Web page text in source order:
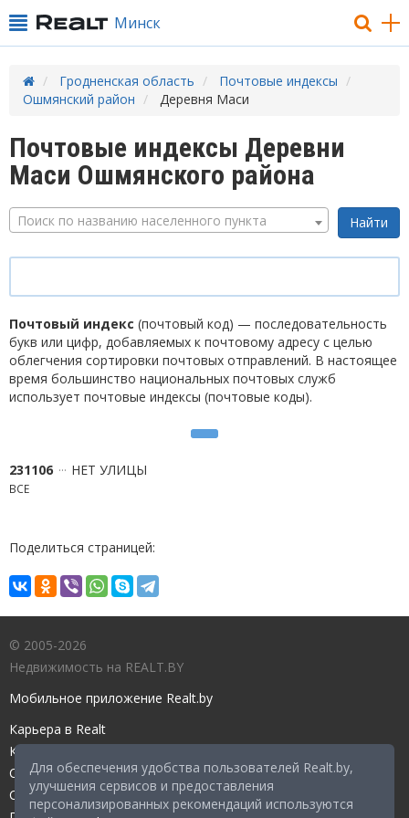
Для обеспечения удобства пользователей Realt.by,
улучшения сервисов и предоставления
персонализированных рекомендаций используются
Минск
Гродненская область
Почтовые индексы
Ошмянский район
Деревня Маси
Почтовые индексы Деревни
Маси Ошмянского района
Поиск по названию населенного пункта
Почтовый индекс (почтовый код) — последовательность
букв или цифр, добавляемых к почтовому адресу с целью
облегчения сортировки почтовых отправлений. В настоящее
время большинство национальных почтовых служб
использует почтовые индексы (почтовые коды).
231106 НЕТ УЛИЦЫ
ВСЕ
Поделиться страницей:
© 2005-2026
Недвижимость на REALT.BY
Мобильное приложение Realt.by
Карьера в Realt
Контакты редакции
Справочный центр
Служба поддержки